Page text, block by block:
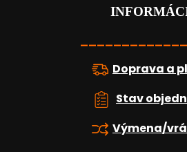
Doprava a
Stav
Výmena/